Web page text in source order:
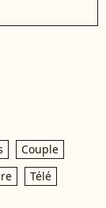
Couple
Télé